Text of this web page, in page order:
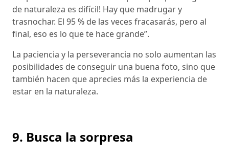
de naturaleza es difícil! Hay que madrugar y
trasnochar. El 95 % de las veces fracasarás, pero al
final, eso es lo que te hace grande”.
La paciencia y la perseverancia no solo aumentan las
posibilidades de conseguir una buena foto, sino que
también hacen que aprecies más la experiencia de
estar en la naturaleza.
9. Busca la sorpresa